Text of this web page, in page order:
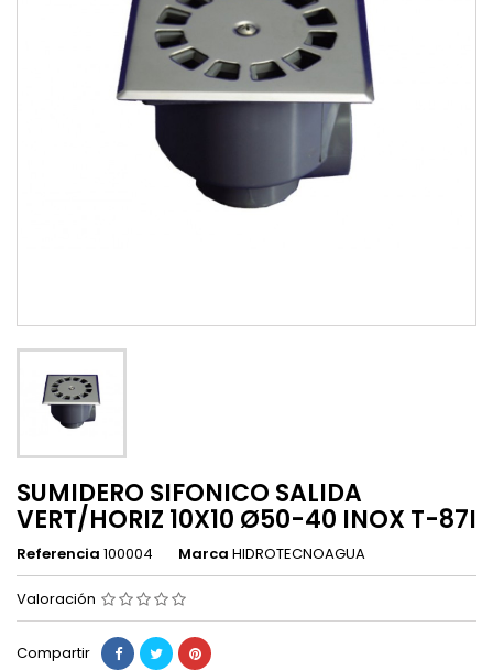
SUMIDERO SIFONICO SALIDA
VERT/HORIZ 10X10 Ø50-40 INOX T-87I
Referencia 100004 Marca HIDROTECNOAGUA
Valoración
Compartir